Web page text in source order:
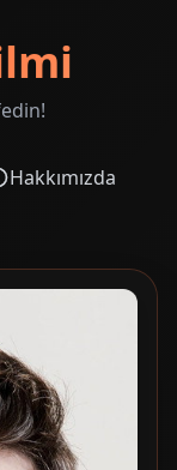
Hakkımızda